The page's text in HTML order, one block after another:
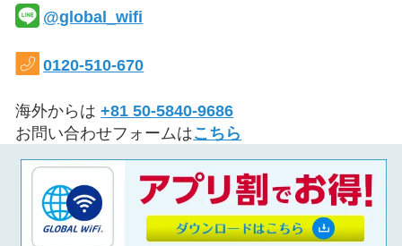
@global_wifi
0120-510-670
海外からは+81 50-5840-9686
お問い合わせフォームはこちら